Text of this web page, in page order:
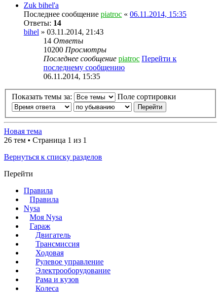
Zuk bihel'a
Последнее сообщение piatroc « 06.11.2014, 15:35
Ответы: 14
bihel » 03.11.2014, 21:43
14 Ответы
10200 Просмотры
Последнее сообщение piatroc Перейти к
последнему сообщению
06.11.2014, 15:35
Показать темы за: Поле сортировки
Новая тема
26 тем • Страница 1 из 1
Вернуться к списку разделов
Перейти
Правила
Правила
Nysa
Моя Nysa
Гараж
Двигатель
Трансмиссия
Ходовая
Рулевое управление
Электрооборудование
Рама и кузов
Колеса